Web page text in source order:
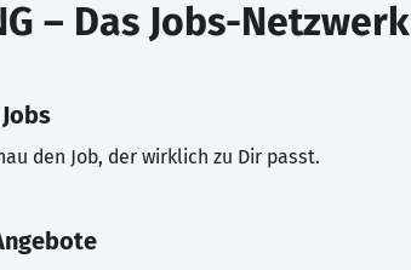
– Das Jobs-Netzwerk
den Job, der wirklich zu Dir passt.